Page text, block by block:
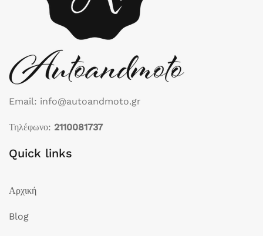
Email: info@autoandmoto.gr
Τηλέφωνο: 2110081737
Quick links
Αρχική
Blog